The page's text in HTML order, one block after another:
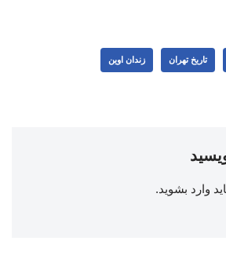
تاریخ تهران زندان اوین
وارد بشوید.